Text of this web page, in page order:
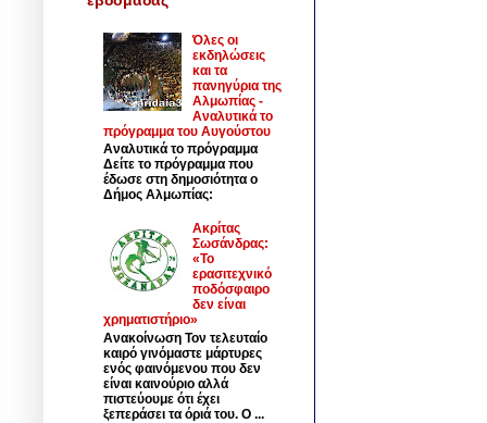
Όλες οι
εκδηλώσεις
και τα
πανηγύρια της
Αλμωπίας -
Αναλυτικά το
πρόγραμμα του Αυγούστου
Αναλυτικά το πρόγραμμα
Δείτε το πρόγραμμα που
έδωσε στη δημοσιότητα ο
Δήμος Αλμωπίας:
Ακρίτας
Σωσάνδρας:
«Το
ερασιτεχνικό
ποδόσφαιρο
δεν είναι
χρηματιστήριο»
Ανακοίνωση Τον τελευταίο
καιρό γινόμαστε μάρτυρες
ενός φαινόμενου που δεν
είναι καινούριο αλλά
πιστεύουμε ότι έχει
ξεπεράσει τα όριά του. Ο ...